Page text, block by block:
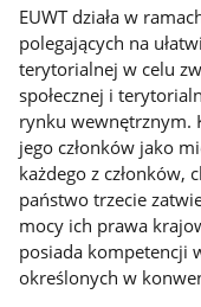
EUWT działa w
polegających na
terytorialnej w celu
społecznej i
rynku wewnętrznym.
jego członków jako
każdego z członków,
państwo trzecie
mocy ich prawa
posiada kompetencji
określonych w